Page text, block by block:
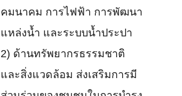
คมนาคม การไฟฟ้า การพัฒนา
แหล่งน้ำ และระบบน้ำประปา
2) ด้านทรัพยากรธรรมชาติ
และสิ่งแวดล้อม ส่งเสริมการมี